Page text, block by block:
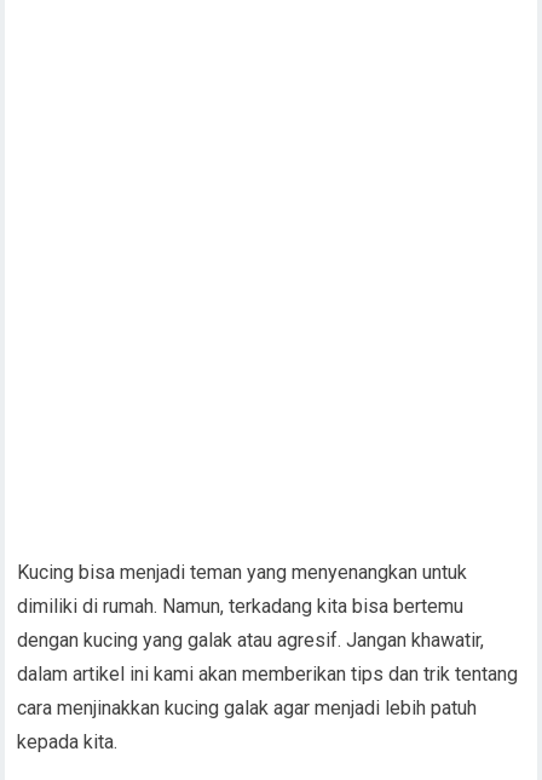
Kucing bisa menjadi teman yang menyenangkan untuk
dimiliki di rumah. Namun, terkadang kita bisa bertemu
dengan kucing yang galak atau agresif. Jangan khawatir,
dalam artikel ini kami akan memberikan tips dan trik tentang
cara menjinakkan kucing galak agar menjadi lebih patuh
kepada kita.